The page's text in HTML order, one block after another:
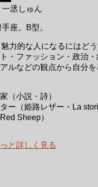
丞しゅん
座。B型。
魅力的な人になるにはど
・ファッション・政治・
ルなどの観点から自分
（小説・詩）
ー（姫路レザー・La
Sheep）
と詳しく見る